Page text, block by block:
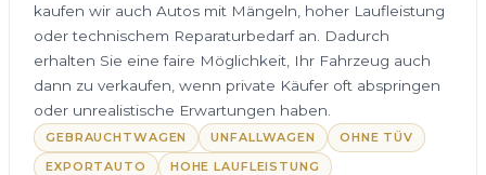
kaufen wir auch Autos mit Mängeln, hoher Laufleistung
oder technischem Reparaturbedarf an. Dadurch
erhalten Sie eine faire Möglichkeit, Ihr Fahrzeug auch
dann zu verkaufen, wenn private Käufer oft abspringen
oder unrealistische Erwartungen haben.
GEBRAUCHTWAGEN UNFALLWAGEN
OHNE TÜV
EXPORTAUTO
HOHE LAUFLEISTUNG